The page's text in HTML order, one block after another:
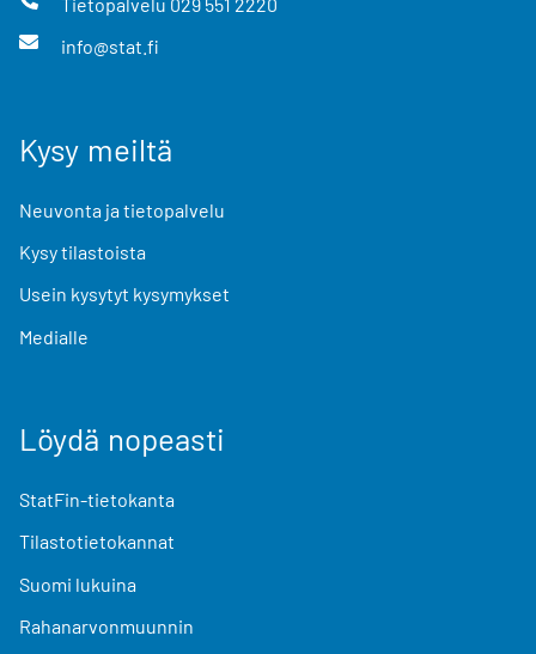
info@stat.fi
Kysy meiltä
Neuvonta ja tietopalvelu
Kysy tilastoista
Usein kysytyt kysymykset
Medialle
Löydä nopeasti
StatFin-tietokanta
Tilastotietokannat
Suomi lukuina
Rahanarvonmuunnin